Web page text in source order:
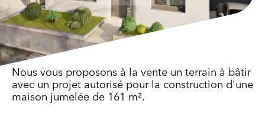
Nous vous proposons à la vente un terrain à bâtir
avec un projet autorisé pour la construction d'une
maison jumelée de 161 m².